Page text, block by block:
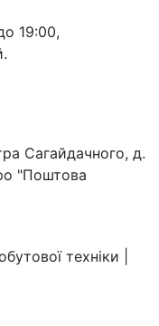
19:00,
Сагайдачного, д.
"Поштова
техніки |